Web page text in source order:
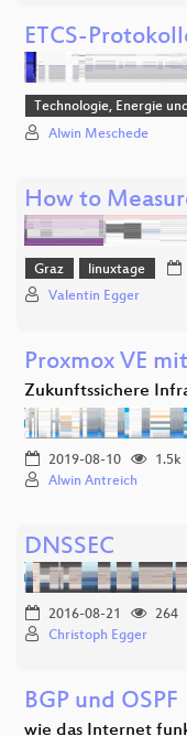
ETCS-
Technologie, Energie
Alwin Meschede
How to
Graz linuxtage
Valentin Egger
Proxmox VE
Zukunftssichere
2019-08-10
1.5k
Alwin Antreich
DNSSEC
2016-08-21
264
Christoph Egger
BGP und OSPF
wie das Internet